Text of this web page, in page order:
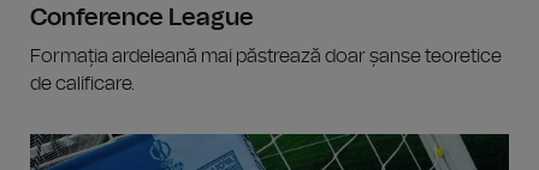
Conference League
Formația ardeleană mai păstrează doar șanse teoretice
de calificare.